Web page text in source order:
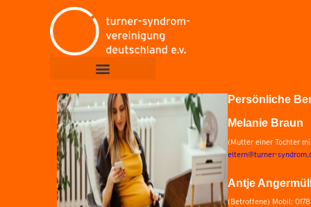
Persönliche
Melanie Braun
(Mutter einer Tochter
eltern@turner-
Antje
(Betroffene) Mobil: